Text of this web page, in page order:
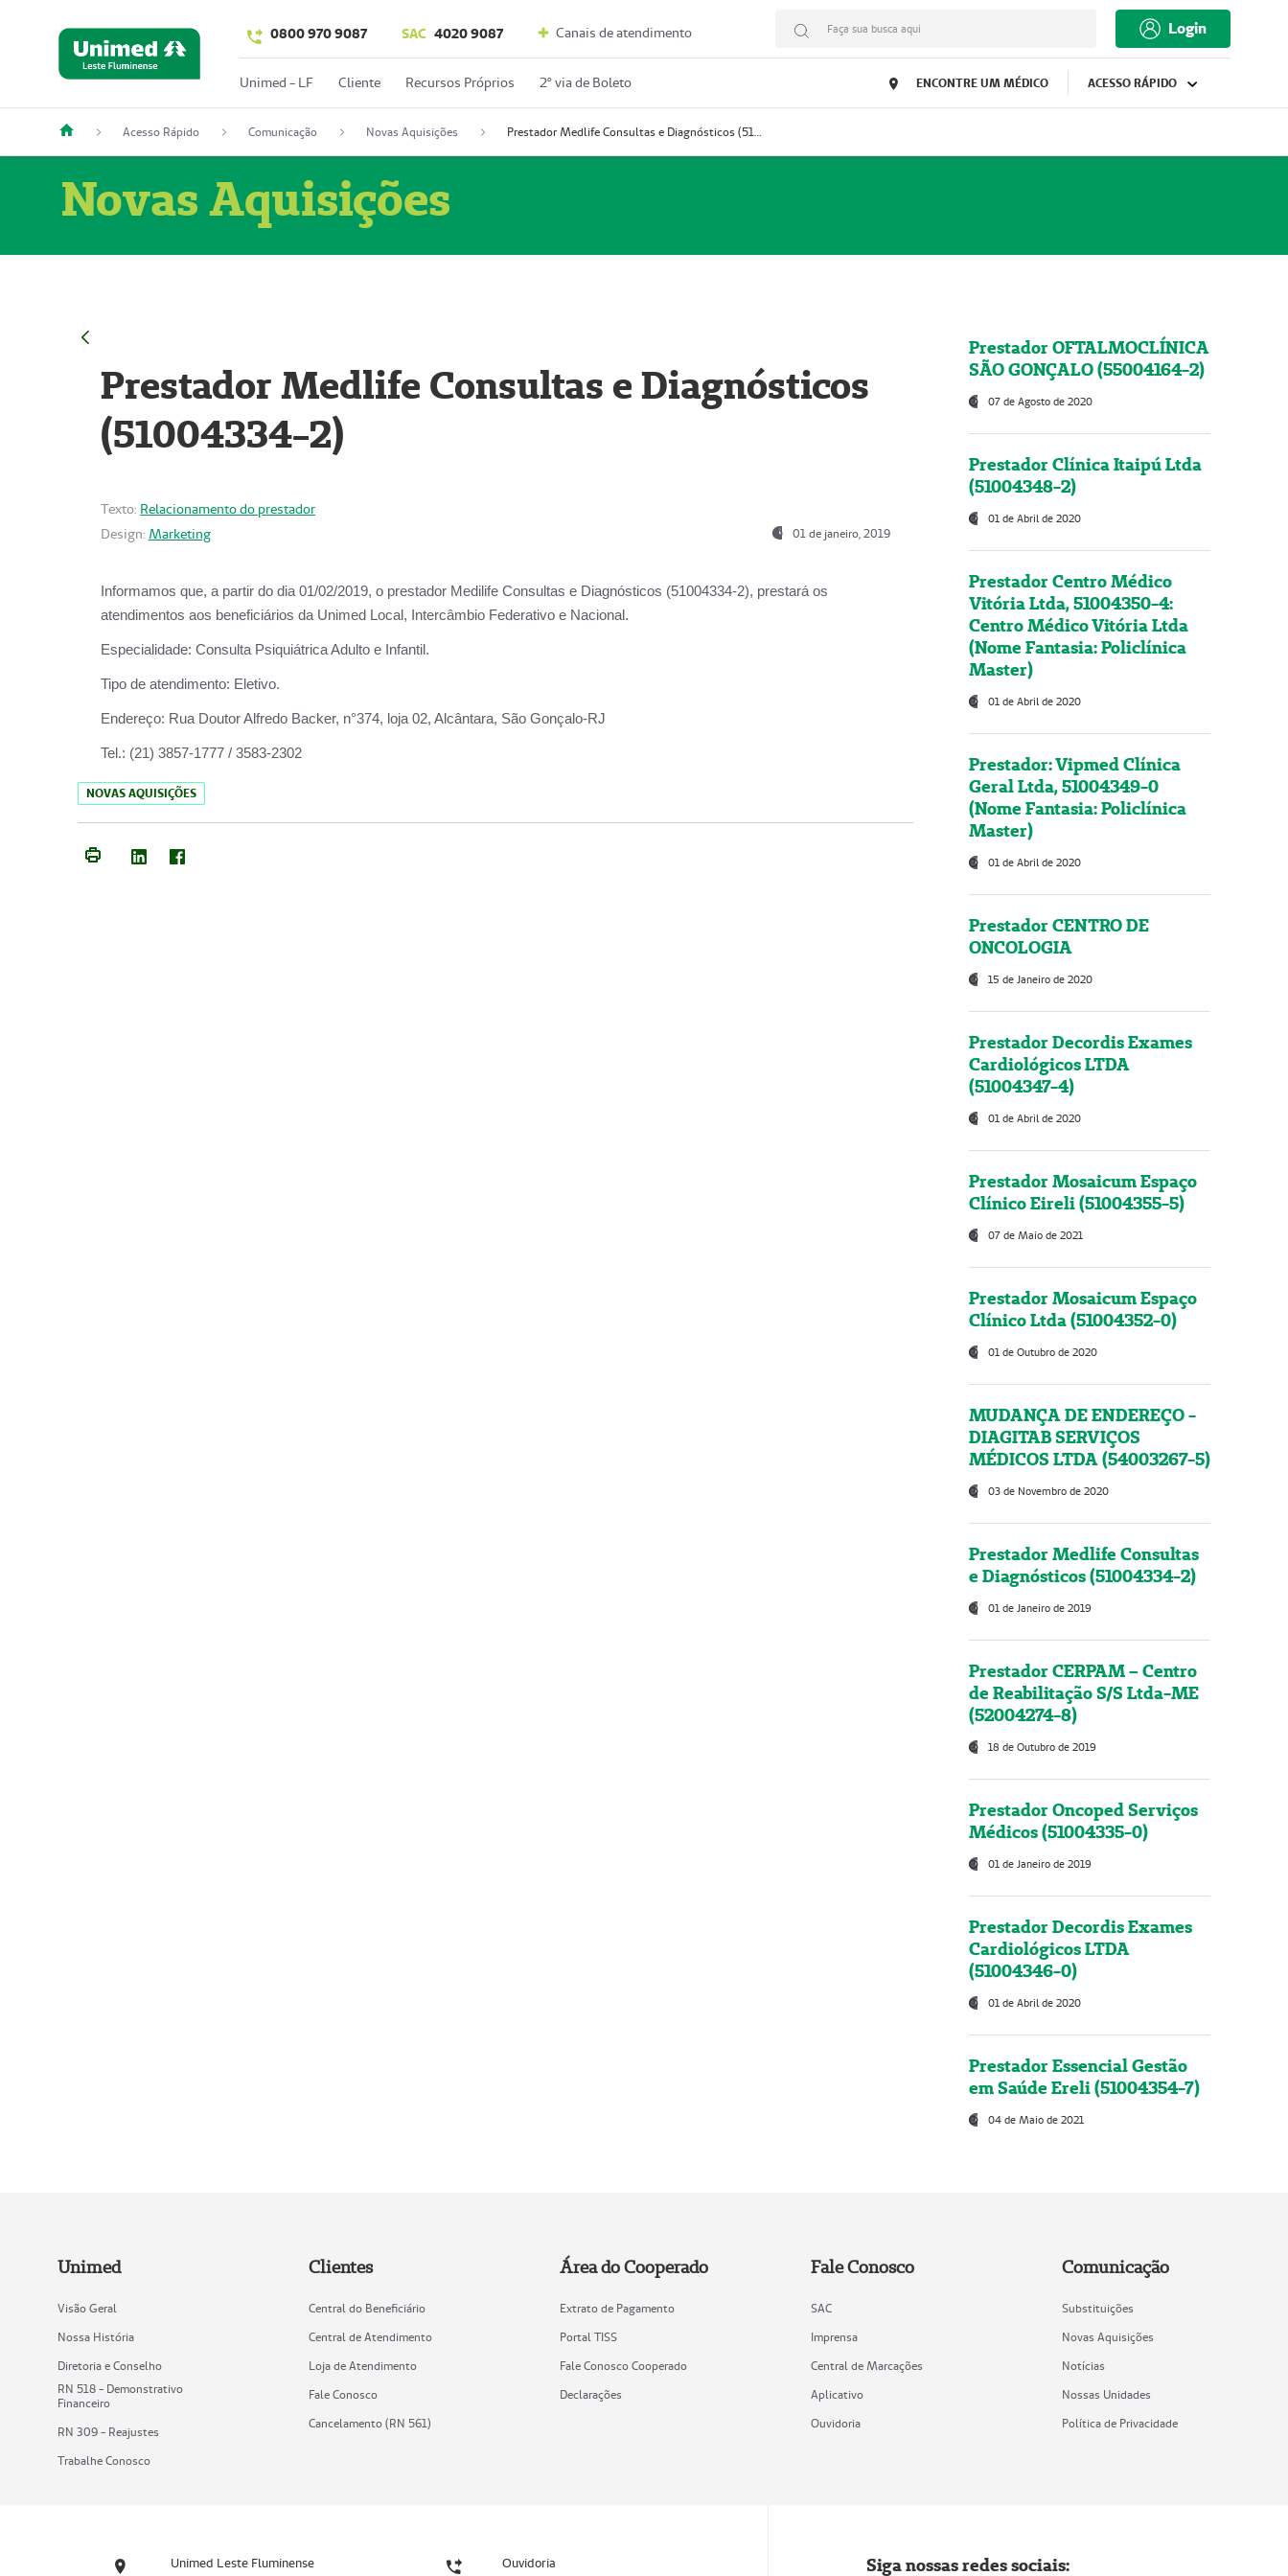
0800 970 9087 SAC 4020 9087 Canais de atendimento Faça sua busca aqui Login
Unimed - LF Cliente Recursos Próprios 2º via de Boleto ENCONTRE UM MÉDICO ACESSO RÁPIDO
Acesso Rápido Comunicação Novas Aquisições Prestador Medlife Consultas e Diagnósticos (51004334-2)
Novas Aquisições
Prestador Medlife Consultas e Diagnósticos
(51004334-2)
Texto: Relacionamento do prestador
Design: Marketing 01 de janeiro, 2019
Informamos que, a partir do dia 01/02/2019, o prestador Medilife Consultas e Diagnósticos (51004334-2), prestará os
atendimentos aos beneficiários da Unimed Local, Intercâmbio Federativo e Nacional.
Especialidade: Consulta Psiquiátrica Adulto e Infantil.
Tipo de atendimento: Eletivo.
Endereço: Rua Doutor Alfredo Backer, n°374, loja 02, Alcântara, São Gonçalo-RJ
Tel.: (21) 3857-1777 / 3583-2302
NOVAS AQUISIÇÕES
Prestador OFTALMOCLÍNICA
SÃO GONÇALO (55004164-2)
07 de Agosto de 2020
Prestador Clínica Itaipú Ltda
(51004348-2)
01 de Abril de 2020
Prestador Centro Médico
Vitória Ltda, 51004350-4:
Centro Médico Vitória Ltda
(Nome Fantasia: Policlínica
Master)
01 de Abril de 2020
Prestador: Vipmed Clínica
Geral Ltda, 51004349-0
(Nome Fantasia: Policlínica
Master)
01 de Abril de 2020
Prestador CENTRO DE
ONCOLOGIA
15 de Janeiro de 2020
Prestador Decordis Exames
Cardiológicos LTDA
(51004347-4)
01 de Abril de 2020
Prestador Mosaicum Espaço
Clínico Eireli (51004355-5)
07 de Maio de 2021
Prestador Mosaicum Espaço
Clínico Ltda (51004352-0)
01 de Outubro de 2020
MUDANÇA DE ENDEREÇO -
DIAGITAB SERVIÇOS
MÉDICOS LTDA (54003267-5)
03 de Novembro de 2020
Prestador Medlife Consultas
e Diagnósticos (51004334-2)
01 de Janeiro de 2019
Prestador CERPAM – Centro
de Reabilitação S/S Ltda-ME
(52004274-8)
18 de Outubro de 2019
Prestador Oncoped Serviços
Médicos (51004335-0)
01 de Janeiro de 2019
Prestador Decordis Exames
Cardiológicos LTDA
(51004346-0)
01 de Abril de 2020
Prestador Essencial Gestão
em Saúde Ereli (51004354-7)
04 de Maio de 2021
Unimed
Visão Geral
Nossa História
Diretoria e Conselho
RN 518 - Demonstrativo
Financeiro
RN 309 - Reajustes
Trabalhe Conosco
Clientes
Central do Beneficiário
Central de Atendimento
Loja de Atendimento
Fale Conosco
Cancelamento (RN 561)
Área do Cooperado
Extrato de Pagamento
Portal TISS
Fale Conosco Cooperado
Declarações
Fale Conosco
SAC
Imprensa
Central de Marcações
Aplicativo
Ouvidoria
Comunicação
Substituições
Novas Aquisições
Notícias
Nossas Unidades
Política de Privacidade
Unimed Leste Fluminense Ouvidoria Siga nossas redes sociais: